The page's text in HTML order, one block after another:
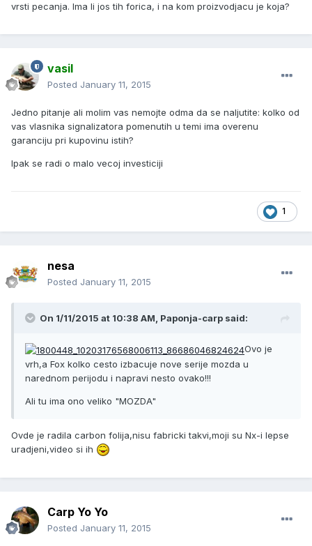
vrsti pecanja. Ima li jos tih forica, i na kom proizvodjacu je koja?
vasil
Posted January 11, 2015
Jedno pitanje ali molim vas nemojte odma da se naljutite: kolko od
vas vlasnika signalizatora pomenutih u temi ima overenu
garanciju pri kupovinu istih?
Ipak se radi o malo vecoj investiciji
1
nesa
Posted January 11, 2015
On 1/11/2015 at 10:38 AM, Paponja-carp said:
Ovo je
vrh,a Fox kolko cesto izbacuje nove serije mozda u
narednom perijodu i napravi nesto ovako!!!
Ali tu ima ono veliko "MOZDA"
Ovde je radila carbon folija,nisu fabricki takvi,moji su Nx-i lepse
uradjeni,video si ih
Carp Yo Yo
Posted January 11, 2015